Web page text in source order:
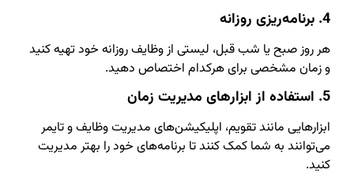
4. برنامه‌ریزی روزانه
هر روز صبح یا شب قبل، لیستی از وظایف روزانه خود تهیه کنید
و زمان مشخصی برای هرکدام اختصاص دهید.
5. استفاده از ابزارهای مدیریت زمان
ابزارهایی مانند تقویم، اپلیکیشن‌های مدیریت وظایف و تایمر
می‌توانند به شما کمک کنند تا برنامه‌های خود را بهتر مدیریت
کنید.